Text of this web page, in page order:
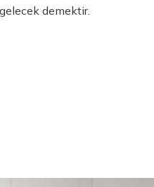
demektir.